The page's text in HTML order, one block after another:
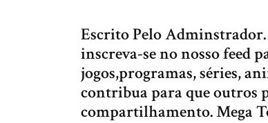
Escrito Pelo Adminstrador.
inscreva-se no nosso feed
jogos,programas, séries,
contribua para que outros
compartilhamento. Mega